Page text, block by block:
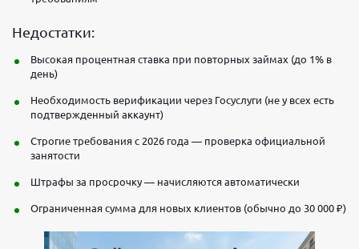
Недостатки:
Высокая процентная ставка при повторных займах (до 1% в
день)
Необходимость верификации через Госуслуги (не у всех есть
подтвержденный аккаунт)
Строгие требования с 2026 года — проверка официальной
занятости
Штрафы за просрочку — начисляются автоматически
Ограниченная сумма для новых клиентов (обычно до 30 000 ₽)